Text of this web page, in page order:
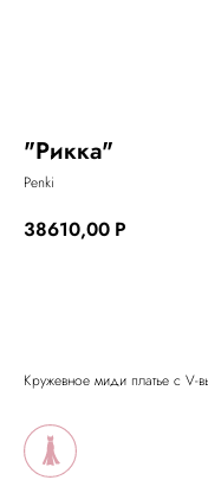
"Рикка"
Penki
38610,00 Р
Кружевное миди платье с V-